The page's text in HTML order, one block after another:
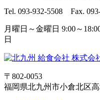
Tel. 093-932-5508 Fax.
月曜日～金曜日 9:00～
日
〒802-0053
福岡県北九州市小倉北区高